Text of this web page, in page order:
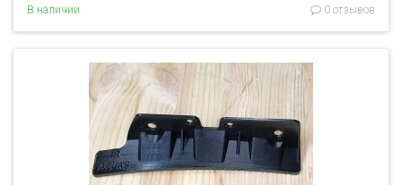
В наличии 0 отзывов